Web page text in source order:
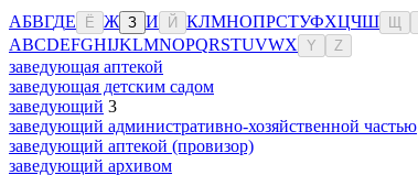
АБВГДЕ Ё Ж З И Й КЛМНОПРСТУФХЦЧШ
ABCDEFGHIJKLMNOPQRSTUVWX Y Z
заведующая аптекой
заведующая детским садом
заведующий 3
заведующий административно-хозяйственной частью
заведующий аптекой (провизор)
заведующий архивом